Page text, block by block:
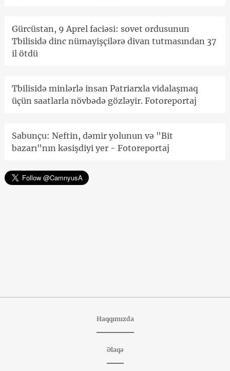
Gürcüstan, 9 Aprel faciəsi: sovet ordusunun
Tbilisidə dinc nümayişçilərə divan tutmasından 37
il ötdü
Tbilisidə minlərlə insan Patriarxla vidalaşmaq
üçün saatlarla növbədə gözləyir. Fotoreportaj
Sabunçu: Neftin, dəmir yolunun və "Bit
bazarı"nın kəsişdiyi yer - Fotoreportaj
Haqqımızda
Əlaqə